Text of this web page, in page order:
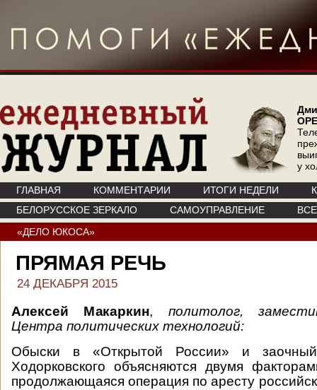
у
ГЛАВНАЯ КОММЕНТАРИИ ИТОГИ НЕДЕЛИ
БЕЛОРУССКОЕ ЗЕРКАЛО
САМОУПРАВЛЕНИЕ
«ДЕЛО ЮКОСА»
ПРЯМАЯ РЕЧЬ
24 ДЕКАБРЯ 2015
Алексей Макаркин, политолог,
Центра политических технологий:
Обыски в «Открытой России» и
Ходорковского объясняются двумя
продолжающаяся операция по аресту